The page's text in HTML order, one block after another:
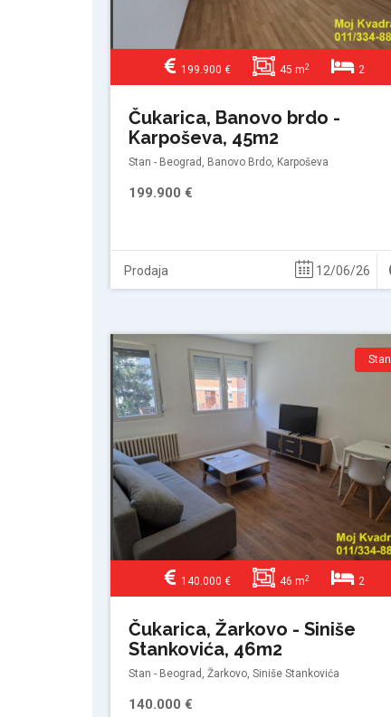
199.900 € 45 m2 2
Čukarica, Banovo brdo -
Karpoševa, 45m2
Stan - Beograd, Banovo Brdo, Karpoševa
199.900 €
Prodaja 12/06/26
Stan
140.000 € 46 m2 2
Čukarica, Žarkovo - Siniše
Stankovića, 46m2
Stan - Beograd, Žarkovo, Siniše Stankovića
140.000 €